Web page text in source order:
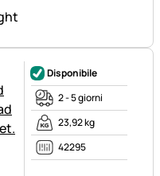
Disponibile
2 - 5 giorni
23,92 kg
42295